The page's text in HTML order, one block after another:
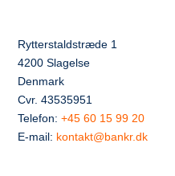
Rytterstaldstræde 1
4200 Slagelse
Denmark
Cvr. 43535951
Telefon:+45 60 15 99 20
E-mail: kontakt@bankr.dk